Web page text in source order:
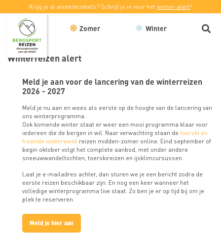
Krijg je al winterkriebels? Schrijf je in voor het winter-alert!
Zomer Winter
Winterreizen alert
Meld je aan voor de lancering van de winterreizen
2026 - 2027
Meld je nu aan en wees als eerste op de hoogte van de lancering van
ons winterprogramma.
Ook komende winter staat er weer een mooi programma klaar voor
iedereen die de bergen in wil. Naar verwachting staan de toerski en
freeride winterweek reizen midden-zomer online. Eind september of
begin oktober volgt het complete aanbod, met onder andere
sneeuwwandeltochten, toerskireizen en ijsklimcursussen.
Laat je e-mailadres achter, dan sturen we je een bericht zodra de
eerste reizen beschikbaar zijn. En nog een keer wanneer het
volledige winterprogramma live staat. Zo ben je er op tijd bij om je
plek te reserveren.
Meld je hier aan